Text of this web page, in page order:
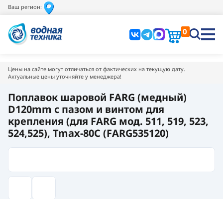
Ваш регион:
0
Цены на сайте могут отличаться от фактических на текущую дату.
Актуальные цены уточняйте у менеджера!
Поплавок шаровой FARG (медный)
D120mm с пазом и винтом для
крепления (для FARG мод. 511, 519, 523,
524,525), Tmax-80C (FARG535120)